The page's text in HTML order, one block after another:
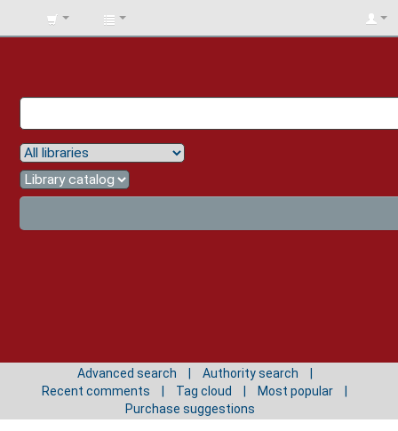
BIBLIOTECA
Advanced search
Authority search
Recent comments
Tag cloud
Most popular
Purchase suggestions